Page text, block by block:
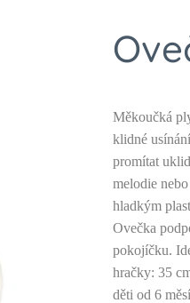
Měkoučká
klidné
promítat
melodie
hladkým
Ovečka
pokojíčku.
hračky: 35
děti od 6